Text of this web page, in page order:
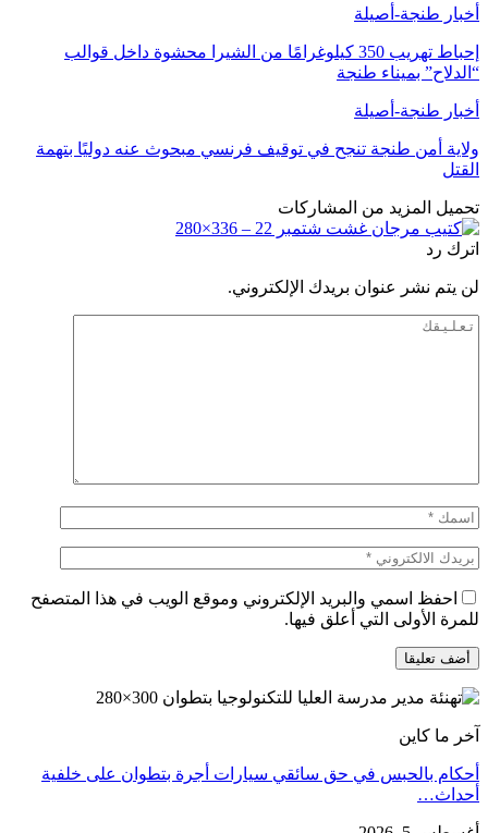
أخبار طنجة-أصيلة
إحباط تهريب 350 كيلوغرامًا من الشيرا محشوة داخل قوالب
“الدلاح” بميناء طنجة
أخبار طنجة-أصيلة
ولاية أمن طنجة تنجح في توقيف فرنسي مبحوث عنه دوليًا بتهمة
القتل
تحميل المزيد من المشاركات
اترك رد
لن يتم نشر عنوان بريدك الإلكتروني.
احفظ اسمي والبريد الإلكتروني وموقع الويب في هذا المتصفح
للمرة الأولى التي أعلق فيها.
آخر ما كاين
أحكام بالحبس في حق سائقي سيارات أجرة بتطوان على خلفية
أحداث…